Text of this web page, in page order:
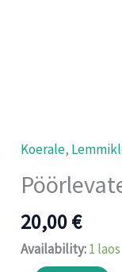
Koerale,
20,00€
Availability:1 laos